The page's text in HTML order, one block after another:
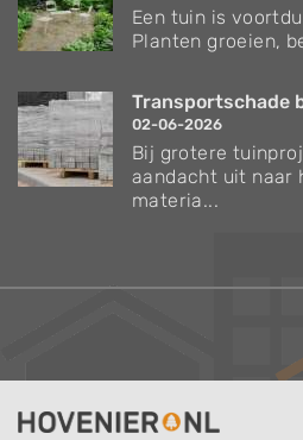
Een tuin is
Planten groeien,
Transportschade
02-06-2026
Bij grotere
aandacht uit naar
materia...